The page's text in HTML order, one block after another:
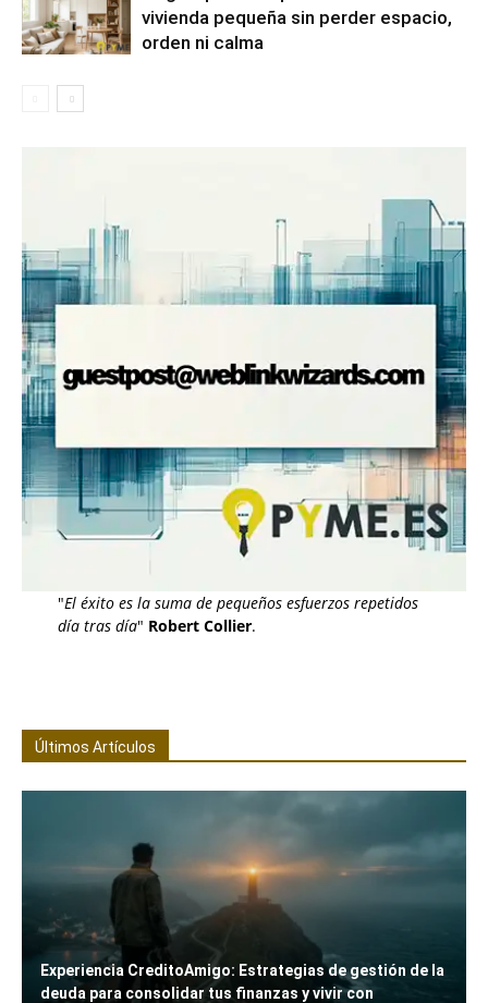
vivienda pequeña sin perder espacio,
orden ni calma
"El éxito es la suma de pequeños esfuerzos repetidos
día tras día" Robert Collier.
Últimos Artículos
Experiencia CreditoAmigo: Estrategias de gestión de la
deuda para consolidar tus finanzas y vivir con